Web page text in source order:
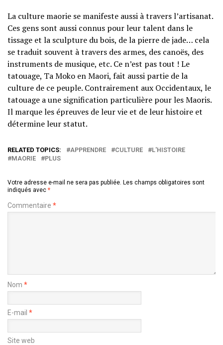
La culture maorie se manifeste aussi à travers l’artisanat.
Ces gens sont aussi connus pour leur talent dans le
tissage et la sculpture du bois, de la pierre de jade… cela
se traduit souvent à travers des armes, des canoës, des
instruments de musique, etc. Ce n’est pas tout ! Le
tatouage, Ta Moko en Maori, fait aussi partie de la
culture de ce peuple. Contrairement aux Occidentaux, le
tatouage a une signification particulière pour les Maoris.
Il marque les épreuves de leur vie et de leur histoire et
détermine leur statut.
RELATED TOPICS: APPRENDRE CULTURE
L'HISTOIRE
MAORIE
PLUS
Votre adresse e-mail ne sera pas publiée. Les champs obligatoires sont
indiqués avec *
Commentaire *
Nom *
E-mail *
Site web